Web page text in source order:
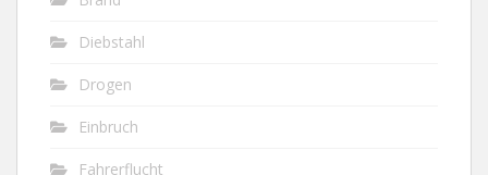
Diebstahl
Drogen
Einbruch
Fahrerflucht